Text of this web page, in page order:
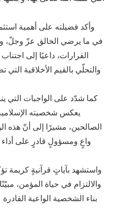
وأكد فضيلته على أهمية
في ما يرضي الخالق عزّ وجلّ،
القرارات، داعيًا إلى
والتحلّي بالقيم الأخلاقية
كما شدّد على الواجبات التي
يعكس شخصيته الإسلامية
الصالحين، مشيرًا إلى أنّ هذه
واعٍ ومسؤولٍ قادرٍ على
واستشهد بآياتٍ قرآنيةٍ كريمة
والالتزام في حياة المؤمن،
بناء الشخصية الواعية